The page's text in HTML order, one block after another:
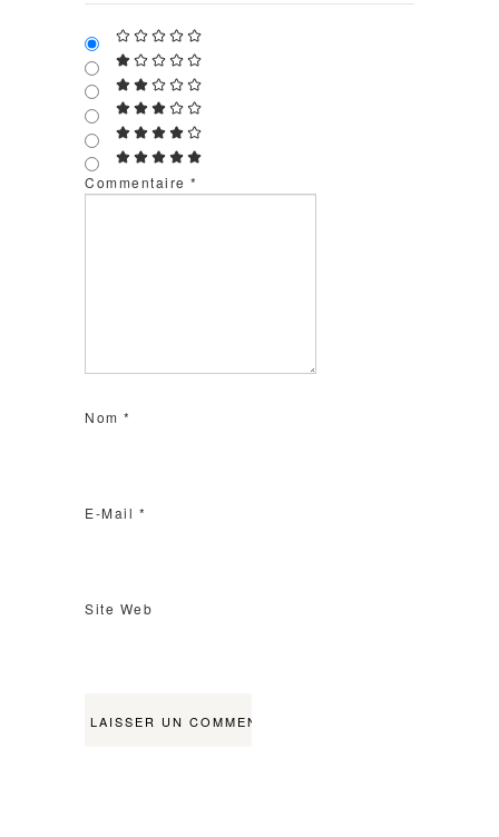
Commentaire*
Nom*
E-Mail *
Site Web